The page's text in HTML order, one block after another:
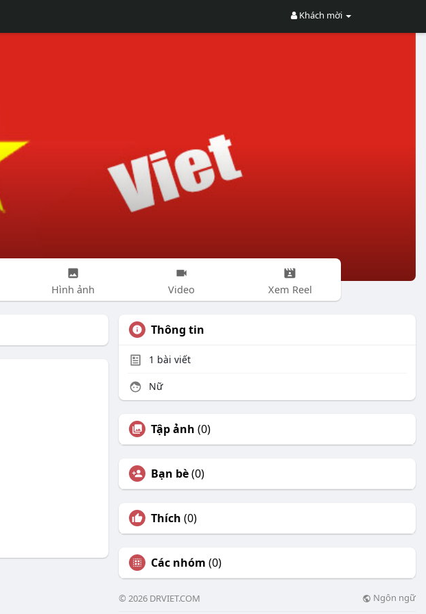
Khách mời
Hình ảnh Video Xem Reel
Thông tin
1 bài viết
Nữ
Tập ảnh (0)
Bạn bè(0)
Thích (0)
Các nhóm (0)
© 2026 DRVIET.COM Ngôn ngữ